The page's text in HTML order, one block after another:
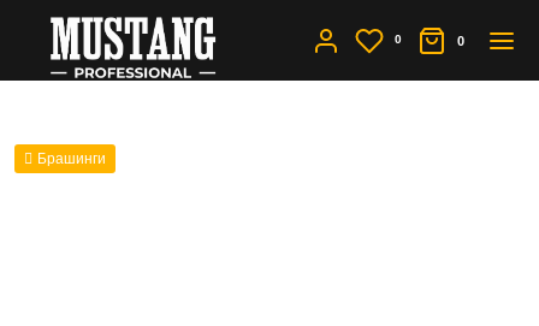
0 0
Брашинги